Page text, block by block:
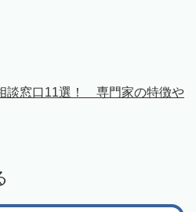
談窓口11選！ 専門家の特徴や